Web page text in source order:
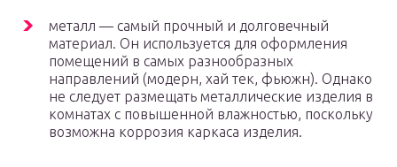
металл — самый прочный и долговечный
материал. Он используется для оформления
помещений в самых разнообразных
направлений (модерн, хай тек, фьюжн). Однако
не следует размещать металлические изделия в
комнатах с повышенной влажностью, поскольку
возможна коррозия каркаса изделия.